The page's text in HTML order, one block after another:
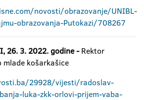
novosti/obrazovanje/UNIBL-
obrazovanja-Putokazi/708267
26. 3. 2022. godine -Rektor
košarkašice
29928/vijesti/radoslav-
luka-zkk-orlovi-prijem-vaba-